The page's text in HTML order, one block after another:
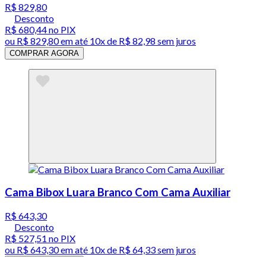
R$ 829,80
Desconto
R$ 680,44no PIX
ou R$ 829,80em até 10x de R$ 82,98 sem juros
COMPRAR AGORA
Cama Bibox Luara Branco Com Cama Auxiliar
R$ 643,30
Desconto
R$ 527,51 no PIX
ou R$ 643,30em até 10x de R$ 64,33 sem juros